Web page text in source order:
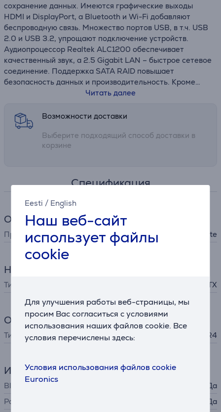
Eesti / English
Наш веб-сайт
использует файлы
cookie
Для улучшения работы веб-страницы, мы
просим Вас согласиться с условиями
использования наших файлов cookie. Все
условия перечислены здесь:
Условия использования файлов cookie
Euronics
сохранение данных. Имеются графические выходы
HDMI и DisplayPort, а Bluetooth и Wi-Fi добавляют
беспроводную связь. Множество портов USB, в т.ч. USB
2.0 и USB 3.2, упрощают подключение устройств.
Аудиопроцессор Realtek ALC1200 обеспечивает
качественный звук, а 2.5 Gigabit LAN – быстрое сетевое
соединение. Поддержка SATA RAID повышает
безопасность данных и производительность. Кроме
того, имеется TPM Header для дополнительной
мощный и универсальный выбор.
Читать далее
Возможности доставки
Выберите подходящий способ доставки в
корзине
Спецификация
Общий параметр
Производитель Gigabyte
Настольные компьютеры
Тип материнской платы ATX
Оперативная память
Тип памяти DDR4
Интерфейсы
Bluetooth
Да
Разъем для наушников
Да